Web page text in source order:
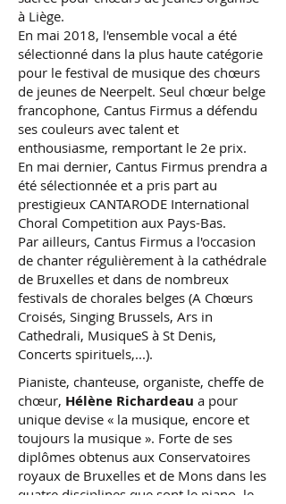
à Liège.
En mai 2018, l'ensemble vocal a été
sélectionné dans la plus haute catégorie
pour le festival de musique des chœurs
de jeunes de Neerpelt. Seul chœur belge
francophone, Cantus Firmus a défendu
ses couleurs avec talent et
enthousiasme, remportant le 2e prix.
En mai dernier, Cantus Firmus prendra a
été sélectionnée et a pris part au
prestigieux CANTARODE International
Choral Competition aux Pays-Bas.
Par ailleurs, Cantus Firmus a l'occasion
de chanter régulièrement à la cathédrale
de Bruxelles et dans de nombreux
festivals de chorales belges (A Chœurs
Croisés, Singing Brussels, Ars in
Cathedrali, MusiqueS à St Denis,
Concerts spirituels,...).
Pianiste, chanteuse, organiste, cheffe de
chœur, Hélène Richardeau a pour
unique devise « la musique, encore et
toujours la musique ». Forte de ses
diplômes obtenus aux Conservatoires
royaux de Bruxelles et de Mons dans les
quatre disciplines que sont le piano, le